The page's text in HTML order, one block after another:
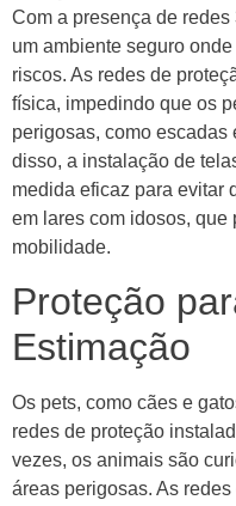
Com a presença de
um ambiente seguro
riscos. As redes de
física, impedindo que os
perigosas, como escadas
disso, a instalação de
medida eficaz para evitar
em lares com idosos,
mobilidade.
Proteção
Estimação
Os pets, como cães e
redes de proteção
vezes, os animais são
áreas perigosas. As